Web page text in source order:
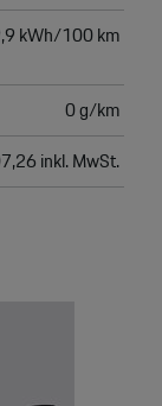
kWh/100 km
0 g/km
inkl. MwSt.